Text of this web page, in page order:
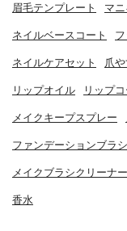
眉毛テンプレート マ
ネイルベースコート
ネイルケアセット 爪
リップオイル リップコ
メイクキープスプレー
ファンデーションブラシ
メイクブラシクリーナー
香水